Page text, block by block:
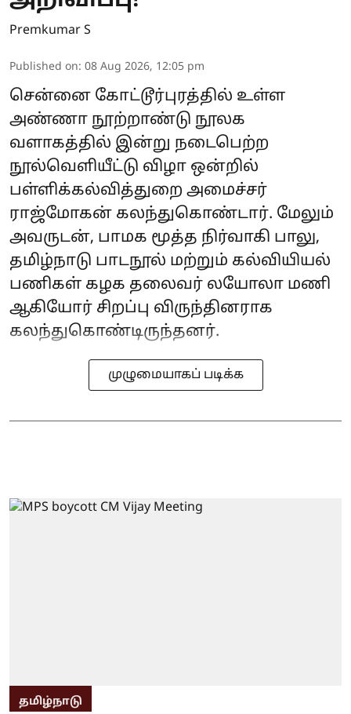
Premkumar S
Published on: 08 Aug 2026, 12:05 pm
சென்னை கோட்டூர்புரத்தில் உள்ள
அண்ணா நூற்றாண்டு நூலக
வளாகத்தில் இன்று நடைபெற்ற
நூல்வெளியீட்டு விழா ஒன்றில்
பள்ளிக்கல்வித்துறை அமைச்சர்
ராஜ்மோகன் கலந்துகொண்டார். மேலும்
அவருடன், பாமக மூத்த நிர்வாகி பாலு,
தமிழ்நாடு பாடநூல் மற்றும் கல்வியியல்
பணிகள் கழக தலைவர் லயோலா மணி
ஆகியோர் சிறப்பு விருந்தினராக
கலந்துகொண்டிருந்தனர்.
முழுமையாகப் படிக்க
தமிழ்நாடு